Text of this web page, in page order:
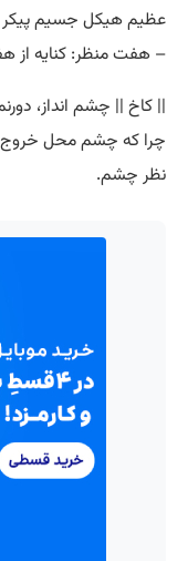
عظیم هیکل جسیم
– هفت منظر: کنایه از
|| کاخ || چشم انداز،
چرا که چشم محل خروج
نظر چشم.